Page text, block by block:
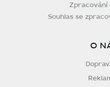
Zpracování
Souhlas se
O